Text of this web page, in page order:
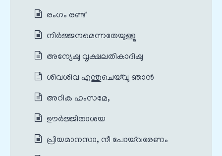
രംഗം രണ്ട്
നിർജ്ജനമെന്നതേയുള്ളൂ
അന്യേഷു വൃക്ഷലതികാദിഷു
ശിവശിവ എന്തുചെയ്‌വൂ ഞാൻ
അറിക ഹംസമേ,
ഊർജ്ജിതാശയ
പ്രിയമാനസാ, നീ പോയ്‌വരേണം